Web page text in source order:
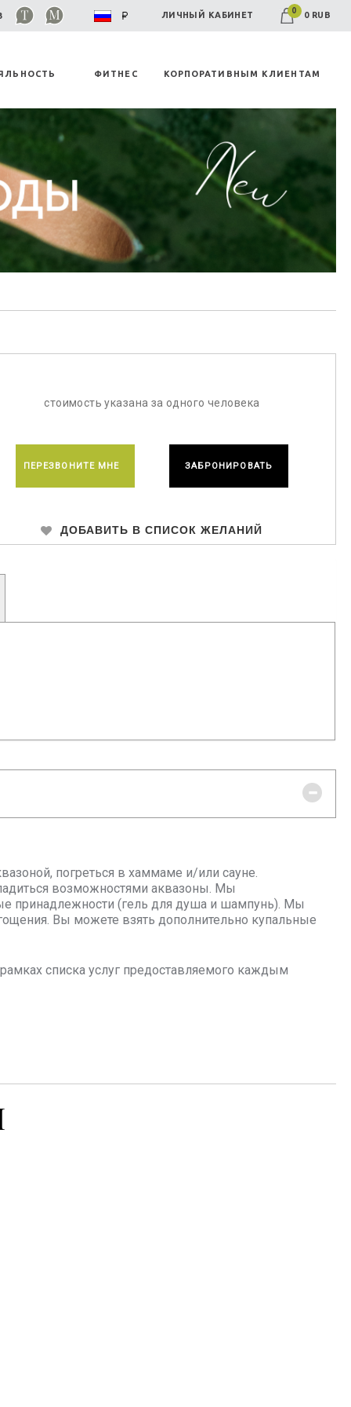
ЛИЧНЫЙ КАБИНЕТ 0 0 RUB
ФИТНЕС КОРПОРАТИВНЫМ КЛИЕНТАМ
стоимость указана за одного человека
ПЕРЕЗВОНИТЕ МНЕ ЗАБРОНИРОВАТЬ
ДОБАВИТЬ В СПИСОК ЖЕЛАНИЙ
погреться в хаммаме и/или сауне.
возможностями аквазоны. Мы
принадлежности (гель для душа и шампунь). Мы
Вы можете взять дополнительно купальные
списка услуг предоставляемого каждым